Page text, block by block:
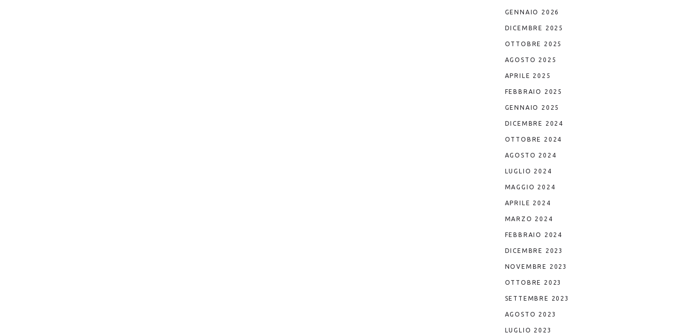
GENNAIO 2026
DICEMBRE 2025
OTTOBRE 2025
AGOSTO 2025
APRILE 2025
FEBBRAIO 2025
GENNAIO 2025
DICEMBRE 2024
OTTOBRE 2024
AGOSTO 2024
LUGLIO 2024
MAGGIO 2024
APRILE 2024
MARZO 2024
FEBBRAIO 2024
DICEMBRE 2023
NOVEMBRE 2023
OTTOBRE 2023
SETTEMBRE 2023
AGOSTO 2023
LUGLIO 2023